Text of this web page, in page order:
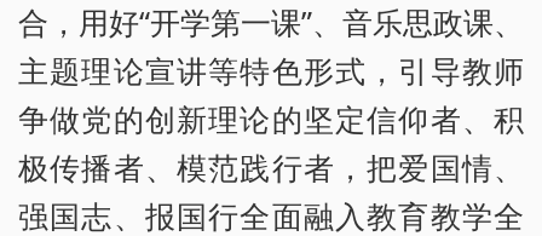
合，用好“开学第一课”、音乐思政课、
主题理论宣讲等特色形式，引导教师
争做党的创新理论的坚定信仰者、积
极传播者、模范践行者，把爱国情、
强国志、报国行全面融入教育教学全